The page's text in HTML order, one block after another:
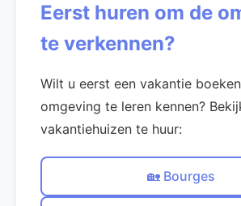
Eerst huren om de
te verkennen?
Wilt u eerst een vakantie
omgeving te leren kennen?
vakantiehuizen te huur:
🏡 Bourges